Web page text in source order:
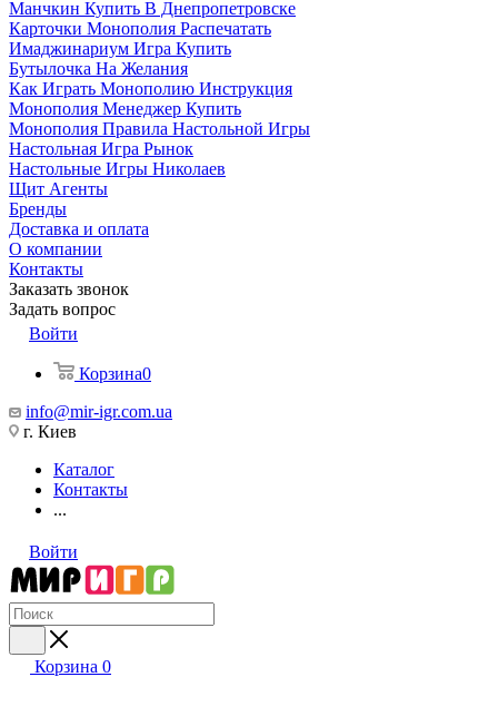
Манчкин Купить В Днепропетровске
Карточки Монополия Распечатать
Имаджинариум Игра Купить
Бутылочка На Желания
Как Играть Монополию Инструкция
Монополия Менеджер Купить
Монополия Правила Настольной Игры
Настольная Игра Рынок
Настольные Игры Николаев
Щит Агенты
Бренды
Доставка и оплата
О компании
Контакты
Заказать звонок
Задать вопрос
Войти
Корзина0
info@mir-igr.com.ua
г. Киев
Каталог
Контакты
...
Войти
Корзина 0